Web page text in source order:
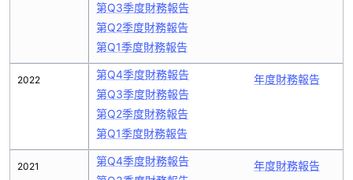
2022
2021
第Q3季度財務報告
第Q2季度財務報告
第Q1季度財務報告
第Q4季度財務報告
第Q3季度財務報告
第Q2季度財務報告
第Q1季度財務報告
年度財務報告
第Q4季度財務報告
年度財務報告